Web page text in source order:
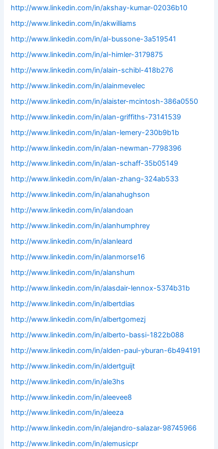
http://www.linkedin.com/in/akshay-kumar-02036b10
http://www.linkedin.com/in/akwilliams
http://www.linkedin.com/in/al-bussone-3a519541
http://www.linkedin.com/in/al-himler-3179875
http://www.linkedin.com/in/alain-schibl-418b276
http://www.linkedin.com/in/alainmevelec
http://www.linkedin.com/in/alaister-mcintosh-386a0550
http://www.linkedin.com/in/alan-griffiths-73141539
http://www.linkedin.com/in/alan-lemery-230b9b1b
http://www.linkedin.com/in/alan-newman-7798396
http://www.linkedin.com/in/alan-schaff-35b05149
http://www.linkedin.com/in/alan-zhang-324ab533
http://www.linkedin.com/in/alanahughson
http://www.linkedin.com/in/alandoan
http://www.linkedin.com/in/alanhumphrey
http://www.linkedin.com/in/alanleard
http://www.linkedin.com/in/alanmorse16
http://www.linkedin.com/in/alanshum
http://www.linkedin.com/in/alasdair-lennox-5374b31b
http://www.linkedin.com/in/albertdias
http://www.linkedin.com/in/albertgomezj
http://www.linkedin.com/in/alberto-bassi-1822b088
http://www.linkedin.com/in/alden-paul-yburan-6b494191
http://www.linkedin.com/in/aldertguijt
http://www.linkedin.com/in/ale3hs
http://www.linkedin.com/in/aleevee8
http://www.linkedin.com/in/aleeza
http://www.linkedin.com/in/alejandro-salazar-98745966
http://www.linkedin.com/in/alemusicpr